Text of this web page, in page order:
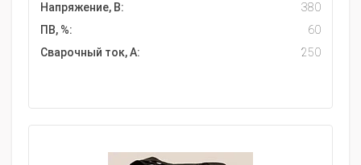
Напряжение, В:
380
ПВ, %:
60
Сварочный ток, А:
250